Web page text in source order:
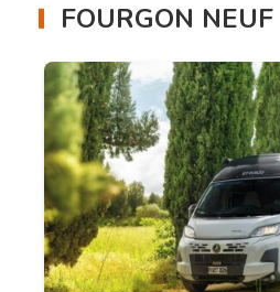
FOURGON NEUF